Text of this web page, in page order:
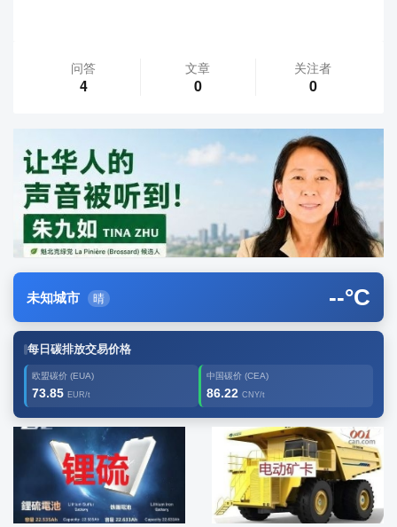
问答
4
文章
0
关注者
0
未知城市 晴 --°C
每日碳排放交易价格
欧盟碳价 (EUA)
73.85 EUR/t
中国碳价 (CEA)
86.22 CNY/t
广告2 创新